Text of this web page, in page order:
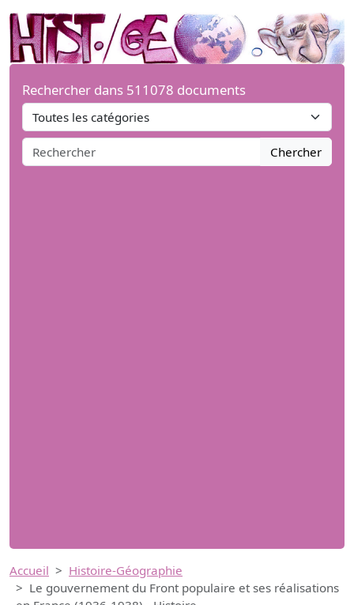
Rechercher dans 511078 documents
Chercher
Accueil
Histoire-Géographie
Le gouvernement du Front populaire et ses réalisations